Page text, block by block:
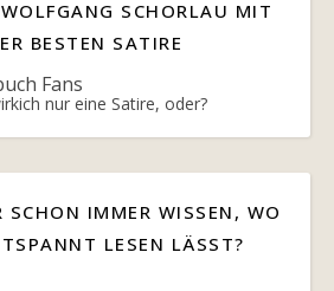
SCHORLAU MIT
BESTEN SATIRE
nur eine Satire, oder?
IMMER WISSEN, WO
LESEN LÄSST?